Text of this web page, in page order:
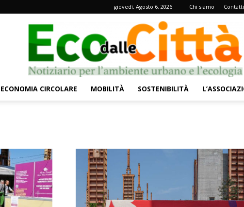
giovedì, Agosto 6, 2026 Chi siamo Contatti
ECONOMIA CIRCOLARE MOBILITÀ SOSTENIBILITÀ